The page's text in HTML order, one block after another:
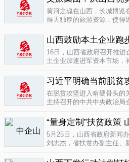
黄河之魂在山西，长城博览
得天独厚的旅游资源，使得
业培育成...
山西鼓励本土企业跑
16日，山西省政府召开推
土企业加速进军资本市场
习近平明确当前脱贫
在脱贫攻坚进入啃硬骨头的
主持召开的中共中央政治局
见》。...
5月25日，山西省政府新闻
刘志杰，省扶贫办副主任、
问。据了解...